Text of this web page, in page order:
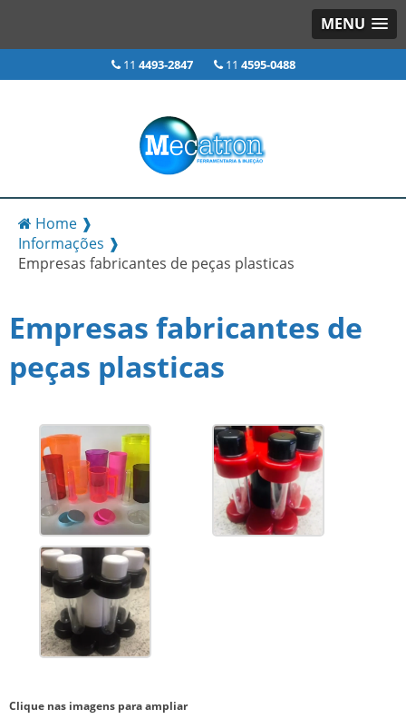
MENU
11 4493-2847 11 4595-0488
Home ❱
Informações ❱
Empresas fabricantes de peças plasticas
Empresas fabricantes de
peças plasticas
Clique nas imagens para ampliar